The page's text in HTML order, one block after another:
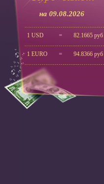
на 09.08.2026
1 USD = 82.1665 руб
1 EURO = 94.8366 руб